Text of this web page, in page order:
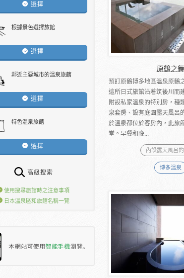
選擇
根據景色選擇旅館
選擇
鄰近主要城市的溫泉旅館
選擇
特色溫泉旅館
選擇
高級搜索
使用搜尋旅館時之注意事項
日本溫泉區和旅館名稱一覽
原鶴之舞
預訂原鶴博多地區溫泉原鶴
這所日式旅館沿着筑後川而
附設私家溫泉的特別房，種
泉套房、設有庭園露天風呂
於溫泉都位於客房內，此旅
堂。早餐和晚...
內設露天風呂
博多溫泉